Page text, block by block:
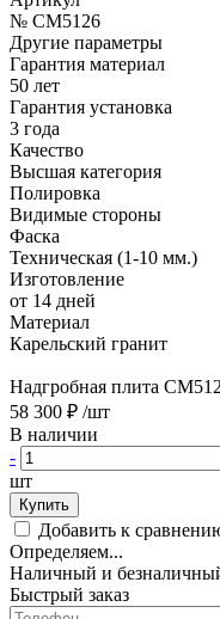
№ CM5126
Другие параметры
Гарантия материал
50 лет
Гарантия установка
3 года
Качество
Высшая категория
Полировка
Видимые стороны
Фаска
Техническая (1-10 мм.)
Изготовление
от 14 дней
Материал
Карельский гранит
Надгробная плита
58 300 ₽ /шт
В наличии
-
шт
Купить
Добавить к
Определяем...
Наличный и
Быстрый заказ